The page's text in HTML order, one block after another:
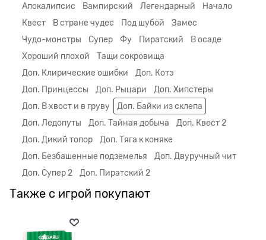
Апокалипсис
Вампирский Легендарный
Начало
Квест
В стране чудес Под шубой
Замес
Чудо-монстры
Супер Фу Пиратский
В осаде
Хороший плохой
Тащи сокровища
Доп. Клирические ошибки
Доп. Котэ
Доп. Принцессы
Доп. Рыцари
Доп. Хипстеры
Доп. В хвост и в груву
Доп. Байки из склепа
Доп. Ледопуты
Доп. Тайная добыча
Доп. Квест 2
Доп. Дикий топор
Доп. Тяга к коняке
Доп. Безбашенные подземелья
Доп. Двуручный чит
Доп. Супер 2
Доп. Пиратский 2
Также с игрой покупают